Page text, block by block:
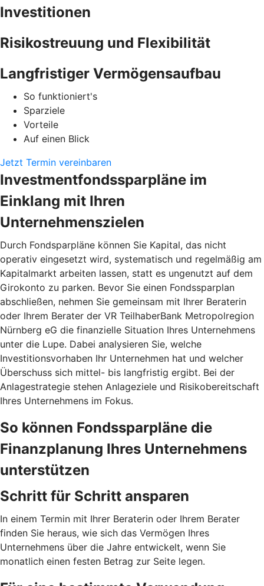
Investitionen
Risikostreuung und Flexibilität
Langfristiger Vermögensaufbau
So funktioniert's
Sparziele
Vorteile
Auf einen Blick
Jetzt Termin vereinbaren
Investmentfondssparpläne im
Einklang mit Ihren
Unternehmenszielen
Durch Fondsparpläne können Sie Kapital, das nicht
operativ eingesetzt wird, systematisch und regelmäßig am
Kapitalmarkt arbeiten lassen, statt es ungenutzt auf dem
Girokonto zu parken. Bevor Sie einen Fondssparplan
abschließen, nehmen Sie gemeinsam mit Ihrer Beraterin
oder Ihrem Berater der VR TeilhaberBank Metropolregion
Nürnberg eG die finanzielle Situation Ihres Unternehmens
unter die Lupe. Dabei analysieren Sie, welche
Investitionsvorhaben Ihr Unternehmen hat und welcher
Überschuss sich mittel- bis langfristig ergibt. Bei der
Anlagestrategie stehen Anlageziele und Risikobereitschaft
Ihres Unternehmens im Fokus.
So können Fondssparpläne die
Finanzplanung Ihres Unternehmens
unterstützen
Schritt für Schritt ansparen
In einem Termin mit Ihrer Beraterin oder Ihrem Berater
finden Sie heraus, wie sich das Vermögen Ihres
Unternehmens über die Jahre entwickelt, wenn Sie
monatlich einen festen Betrag zur Seite legen.